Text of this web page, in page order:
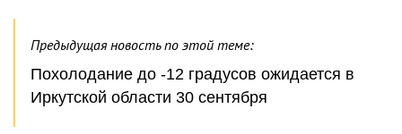
Предыдущая новость по этой теме:
Похолодание до -12 градусов ожидается в
Иркутской области 30 сентября